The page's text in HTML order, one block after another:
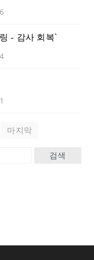
- 감사 회복`
마지막
검색